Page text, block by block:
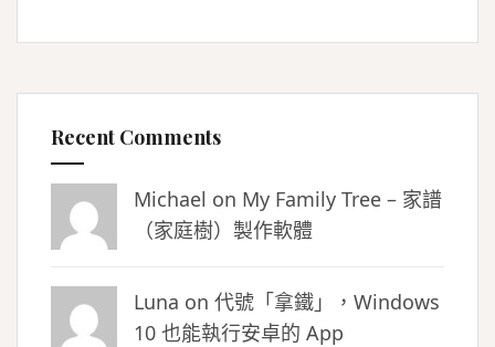
Recent Comments
Michael on My Family Tree – 家譜
（家庭樹）製作軟體
Luna on 代號「拿鐵」，Windows
10 也能執行安卓的 App